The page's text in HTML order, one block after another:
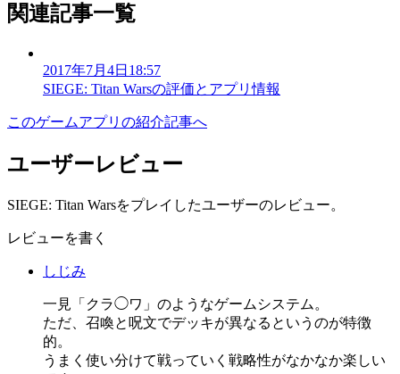
関連記事一覧
2017年7月4日18:57
SIEGE: Titan Warsの評価とアプリ情報
このゲームアプリの紹介記事へ
ユーザーレビュー
SIEGE: Titan Warsをプレイしたユーザーのレビュー。
レビューを書く
しじみ
一見「クラ◯ワ」のようなゲームシステム。
ただ、召喚と呪文でデッキが異なるというのが特徴
的。
うまく使い分けて戦っていく戦略性がなかなか楽しい